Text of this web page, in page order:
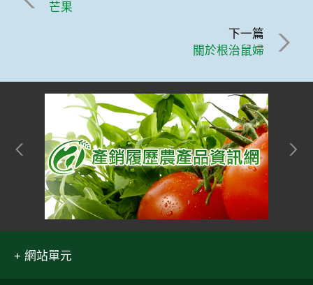
芒果
下一篇
關於根治鼠婦
網站單元